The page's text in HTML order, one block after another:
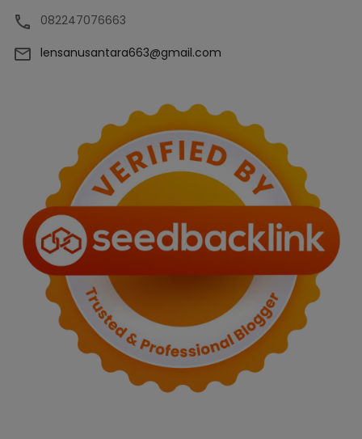
082247076663
lensanusantara663@gmail.com